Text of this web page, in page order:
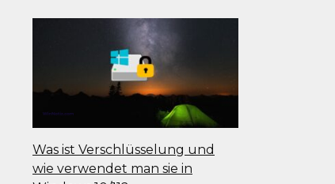
Was ist Verschlüsselung und
wie verwendet man sie in